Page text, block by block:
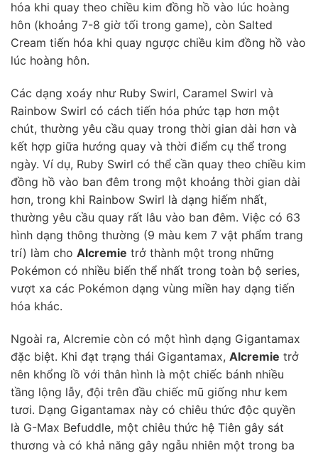
hóa khi quay theo chiều kim đồng hồ vào lúc hoàng
hôn (khoảng 7-8 giờ tối trong game), còn Salted
Cream tiến hóa khi quay ngược chiều kim đồng hồ vào
lúc hoàng hôn.
Các dạng xoáy như Ruby Swirl, Caramel Swirl và
Rainbow Swirl có cách tiến hóa phức tạp hơn một
chút, thường yêu cầu quay trong thời gian dài hơn và
kết hợp giữa hướng quay và thời điểm cụ thể trong
ngày. Ví dụ, Ruby Swirl có thể cần quay theo chiều kim
đồng hồ vào ban đêm trong một khoảng thời gian dài
hơn, trong khi Rainbow Swirl là dạng hiếm nhất,
thường yêu cầu quay rất lâu vào ban đêm. Việc có 63
hình dạng thông thường (9 màu kem 7 vật phẩm trang
trí) làm cho Alcremie trở thành một trong những
Pokémon có nhiều biến thể nhất trong toàn bộ series,
vượt xa các Pokémon dạng vùng miền hay dạng tiến
hóa khác.
Ngoài ra, Alcremie còn có một hình dạng Gigantamax
đặc biệt. Khi đạt trạng thái Gigantamax, Alcremie trở
nên khổng lồ với thân hình là một chiếc bánh nhiều
tầng lộng lẫy, đội trên đầu chiếc mũ giống như kem
tươi. Dạng Gigantamax này có chiêu thức độc quyền
là G-Max Befuddle, một chiêu thức hệ Tiên gây sát
thương và có khả năng gây ngẫu nhiên một trong ba